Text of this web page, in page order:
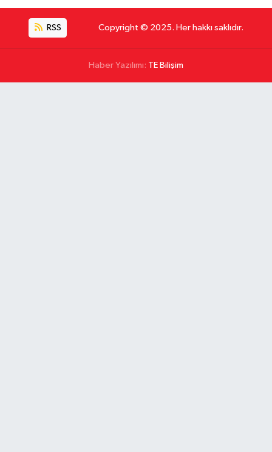
RSS Copyright © 2025. Her hakkı saklıdır.
Haber Yazılımı: TE Bilişim